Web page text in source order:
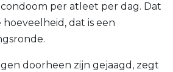
per atleet per dag. Dat
dat is een
doorheen zijn gejaagd, zegt